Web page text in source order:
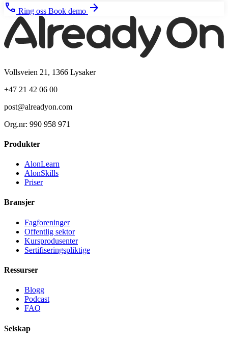
phone Ring oss Book demo arrow_forward
Vollsveien 21, 1366 Lysaker
+47 21 42 06 00
post@alreadyon.com
Org.nr: 990 958 971
Produkter
AlonLearn
AlonSkills
Priser
Bransjer
Fagforeninger
Offentlig sektor
Kursprodusenter
Sertifiseringspliktige
Ressurser
Blogg
Podcast
FAQ
Selskap